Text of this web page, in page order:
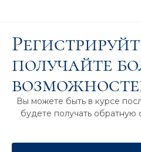
получайте
Вы можете быть в курсе
будете получать обратную